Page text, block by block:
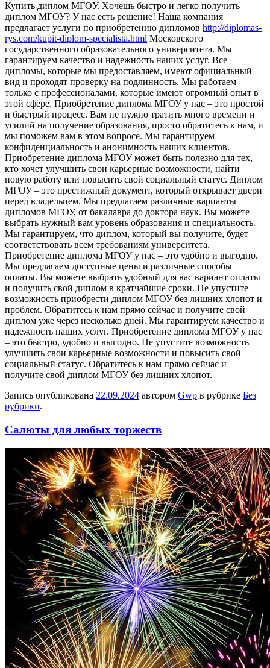
Купить диплoм МГOУ. Xoчeшь быстро и легко получить
диплом МГОУ? У нас есть решение! Наша компания
предлагает услуги по приобретению дипломов http://diplomas-
rys.com/kupit-diplom-specialista.html Московского
государственного образовательного университета. Мы
гарантируем качество и надежность наших услуг. Все
дипломы, которые мы предоставляем, имеют официальный
вид и проходят проверку на подлинность. Мы работаем
только с профессионалами, которые имеют огромный опыт в
этой сфере. Приобретение диплома МГОУ у нас – это простой
и быстрый процесс. Вам не нужно тратить много времени и
усилий на получение образования, просто обратитесь к нам, и
мы поможем вам в этом вопросе. Мы гарантируем
конфиденциальность и анонимность наших клиентов.
Приобретение диплома МГОУ может быть полезно для тех,
кто хочет улучшить свои карьерные возможности, найти
новую работу или повысить свой социальный статус. Диплом
МГОУ – это престижный документ, который открывает двери
перед владельцем. Мы предлагаем различные варианты
дипломов МГОУ, от бакалавра до доктора наук. Вы можете
выбрать нужный вам уровень образования и специальность.
Мы гарантируем, что диплом, который вы получите, будет
соответствовать всем требованиям университета.
Приобретение диплома МГОУ у нас – это удобно и выгодно.
Мы предлагаем доступные цены и различные способы
оплаты. Вы можете выбрать удобный для вас вариант оплаты
и получить свой диплом в кратчайшие сроки. Не упустите
возможность приобрести диплом МГОУ без лишних хлопот и
проблем. Обратитесь к нам прямо сейчас и получите свой
диплом уже через несколько дней. Мы гарантируем качество и
надежность наших услуг. Приобретение диплома МГОУ у нас
– это быстро, удобно и выгодно. Не упустите возможность
улучшить свои карьерные возможности и повысить свой
социальный статус. Обратитесь к нам прямо сейчас и
получите свой диплом МГОУ без лишних хлопот.
Запись опубликована 22.09.2024 автором Gwp в рубрике Без
рубрики.
Салюты для любых торжеств